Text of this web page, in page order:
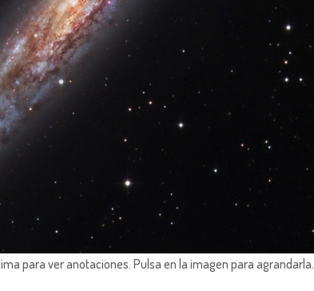
para ver anotaciones. Pulsa en la imagen para agrandarla.